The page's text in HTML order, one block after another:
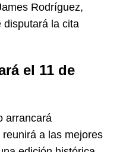
Rodríguez,
disputará la cita
el 11 de
arrancará
a las mejores